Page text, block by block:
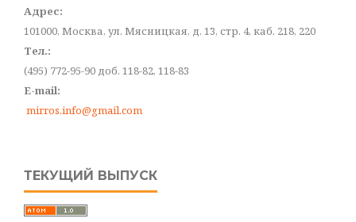
Адрес:
101000, Москва, ул. Мясницкая, д. 13, стр. 4, каб. 218, 220
Тел.:
(495) 772-95-90 доб. 118-82, 118-83
E-mail:
mirros.info@gmail.com
ТЕКУЩИЙ ВЫПУСК